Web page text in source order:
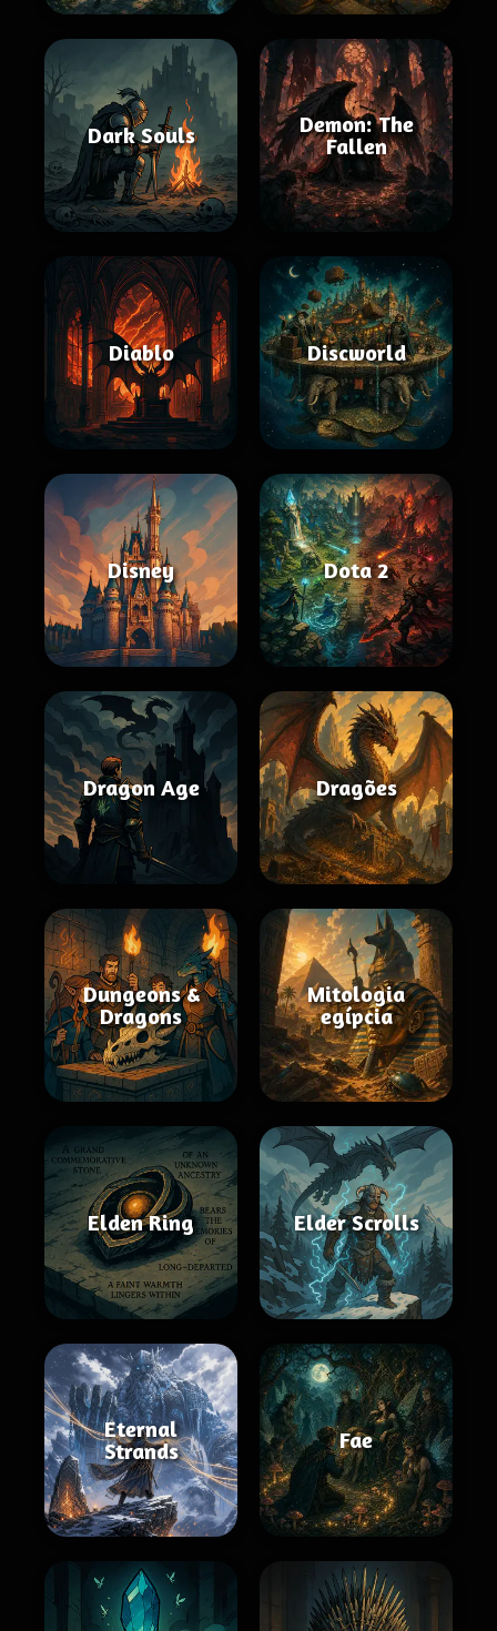
Dark Souls
Demon: The
Fallen
Diablo Discworld
Disney Dota 2
Dragon Age Dragões
Dungeons &
Dragons
Mitologia
egípcia
Elden Ring Elder Scrolls
Eternal
Strands
Fae